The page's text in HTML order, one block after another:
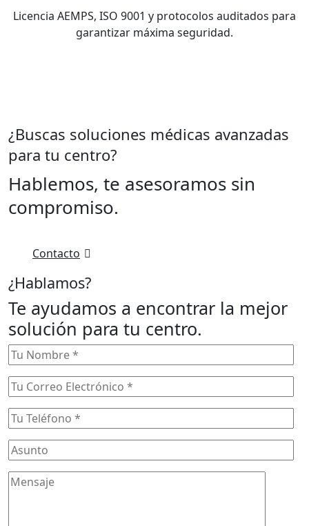
Licencia AEMPS, ISO 9001 y protocolos auditados para
garantizar máxima seguridad.
¿Buscas soluciones médicas avanzadas
para tu centro?
Hablemos, te asesoramos sin
compromiso.
Contacto
¿Hablamos?
Te ayudamos a encontrar la mejor
solución para tu centro.